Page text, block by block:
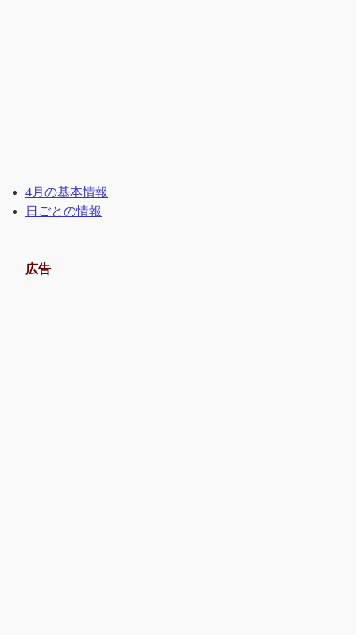
4月の基本情報
日ごとの情報
広告